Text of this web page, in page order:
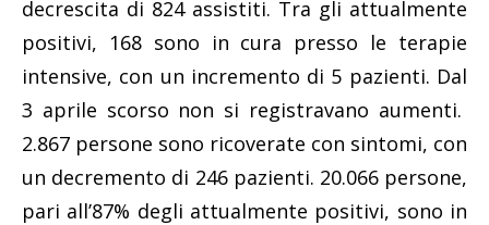
decrescita di 824 assistiti. Tra gli attualmente
positivi, 168 sono in cura presso le terapie
intensive, con un incremento di 5 pazienti. Dal
3 aprile scorso non si registravano aumenti.
2.867 persone sono ricoverate con sintomi, con
un decremento di 246 pazienti. 20.066 persone,
pari all’87% degli attualmente positivi, sono in